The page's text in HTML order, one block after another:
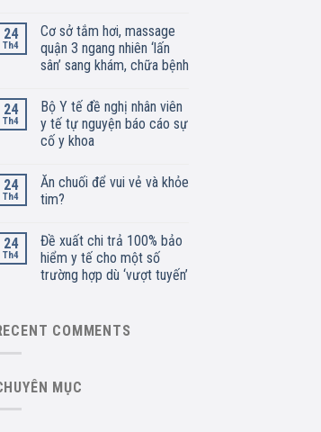
24
Th4
Cơ sở tắm hơi, massage
quận 3 ngang nhiên ‘lấn
sân’ sang khám, chữa bệnh
24
Th4
Bộ Y tế đề nghị nhân viên
y tế tự nguyện báo cáo sự
cố y khoa
24
Th4
Ăn chuối để vui vẻ và khỏe
tim?
24
Th4
Đề xuất chi trả 100% bảo
hiểm y tế cho một số
trường hợp dù ‘vượt tuyến’
COMMENTS
MỤC